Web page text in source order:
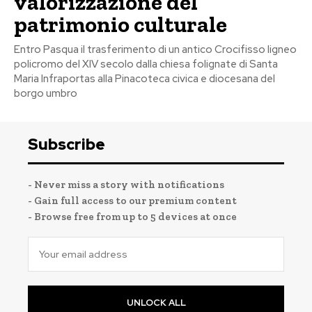
patrimonio culturale
Entro Pasqua il trasferimento di un antico Crocifisso ligneo
policromo del XIV secolo dalla chiesa folignate di Santa
Maria Infraportas alla Pinacoteca civica e diocesana del
borgo umbro
Subscribe
- Never miss a story with notifications
- Gain full access to our premium content
- Browse free from up to 5 devices at once
UNLOCK ALL